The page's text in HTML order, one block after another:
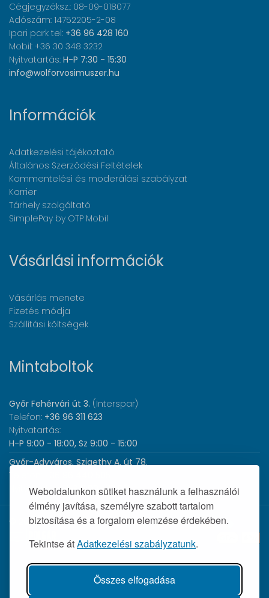
Weboldalunkon sütiket használunk a felhasználói
élmény javítása, személyre szabott tartalom
biztosítása és a forgalom elemzése érdekében.
Tekintse átAdatkezelési szabályzatunk.
Összes elfogadása
Cégjegyzéksz.: 08-09-018077
Adószám: 14752205-2-08
Ipari park tel: +36 96 428 160
Mobil: +36 30 348 3232
Nyitvatartás: H-P 7:30 - 15:30
info@wolforvosimuszer.hu
Információk
Adatkezelési tájékoztató
Általános Szerződési Feltételek
Kommentelési és moderálási szabályzat
Karrier
Tárhely szolgáltató
SimplePay by OTP Mobil
Vásárlási információk
Vásárlás menete
Fizetés módja
Szállítási költségek
Mintaboltok
Győr Fehérvári út 3. (Interspar)
Telefon: +36 96 311 623
Nyitvatartás:
H-P 9:00 - 18:00, Sz 9:00 - 15:00
Győr-Adyváros, Szigethy A. út 78.
Telefon:
Nyitvatartás:H-P 8:00 - 17:00
© 2026 Wolf Orvosi Műszer Kft. |